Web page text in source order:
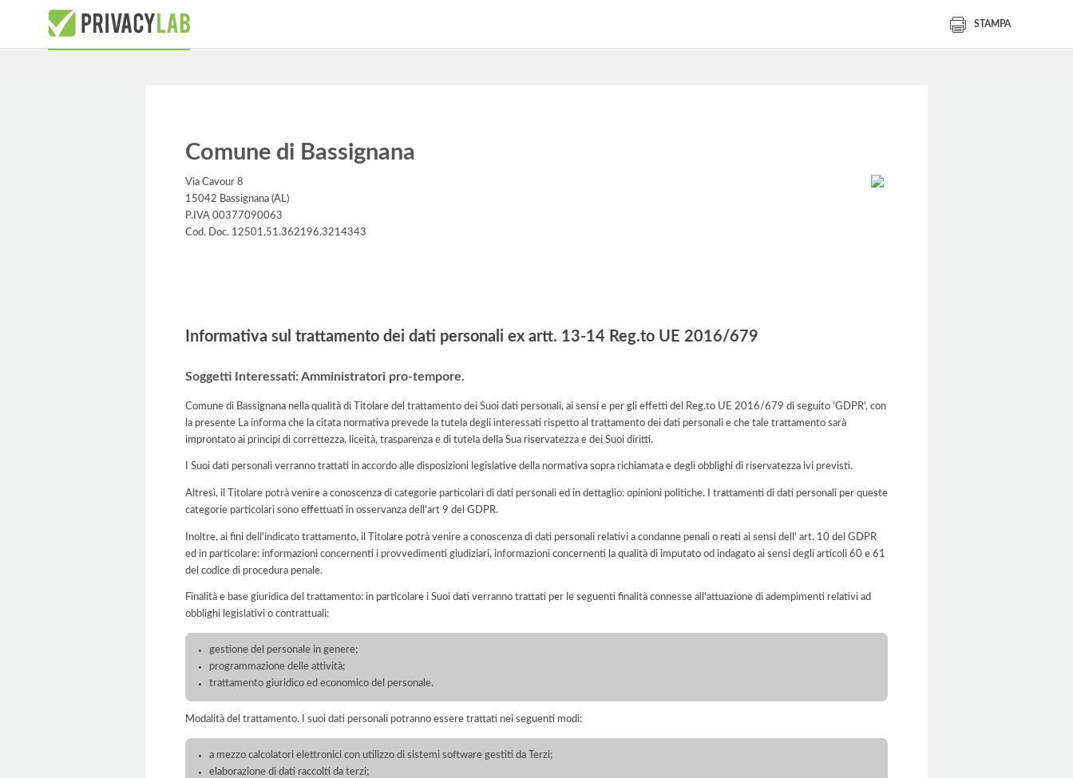
STAMPA
Comune di Bassignana
Via Cavour 8
15042 Bassignana (AL)
P.IVA 00377090063
Cod. Doc. 12501.51.362196.3214343
Informativa sul trattamento dei dati personali ex artt. 13-14 Reg.to UE 2016/679
Soggetti Interessati: Amministratori pro-tempore.
Comune di Bassignana nella qualità di Titolare del trattamento dei Suoi dati personali, ai sensi e per gli effetti del Reg.to UE 2016/679 di seguito 'GDPR', con
la presente La informa che la citata normativa prevede la tutela degli interessati rispetto al trattamento dei dati personali e che tale trattamento sarà
improntato ai principi di correttezza, liceità, trasparenza e di tutela della Sua riservatezza e dei Suoi diritti.
I Suoi dati personali verranno trattati in accordo alle disposizioni legislative della normativa sopra richiamata e degli obblighi di riservatezza ivi previsti.
Altresì, il Titolare potrà venire a conoscenza di categorie particolari di dati personali ed in dettaglio: opinioni politiche. I trattamenti di dati personali per queste
categorie particolari sono effettuati in osservanza dell'art 9 del GDPR.
Inoltre, ai fini dell'indicato trattamento, il Titolare potrà venire a conoscenza di dati personali relativi a condanne penali o reati ai sensi dell' art. 10 del GDPR
ed in particolare: informazioni concernenti i provvedimenti giudiziari, informazioni concernenti la qualità di imputato od indagato ai sensi degli articoli 60 e 61
del codice di procedura penale.
Finalità e base giuridica del trattamento: in particolare i Suoi dati verranno trattati per le seguenti finalità connesse all'attuazione di adempimenti relativi ad
obblighi legislativi o contrattuali:
gestione del personale in genere;
programmazione delle attività;
trattamento giuridico ed economico del personale.
Modalità del trattamento. I suoi dati personali potranno essere trattati nei seguenti modi:
a mezzo calcolatori elettronici con utilizzo di sistemi software gestiti da Terzi;
elaborazione di dati raccolti da terzi;